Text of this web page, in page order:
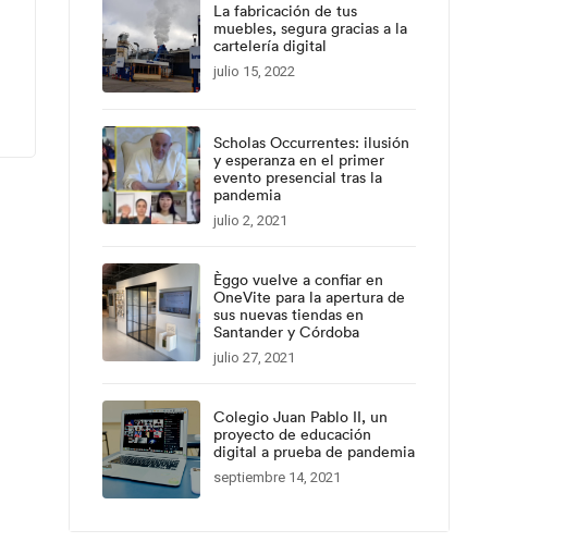
La fabricación de tus
muebles, segura gracias a la
cartelería digital
julio 15, 2022
Scholas Occurrentes: ilusión
y esperanza en el primer
evento presencial tras la
pandemia
julio 2, 2021
Èggo vuelve a confiar en
OneVite para la apertura de
sus nuevas tiendas en
Santander y Córdoba
julio 27, 2021
Colegio Juan Pablo II, un
proyecto de educación
digital a prueba de pandemia
septiembre 14, 2021